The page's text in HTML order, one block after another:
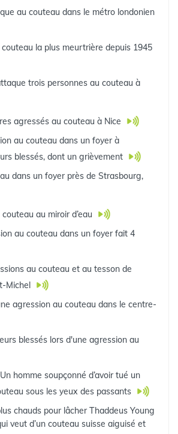
au couteau dans le métro londonien
couteau la plus meurtrière depuis 1945
trois personnes au couteau à
agressés au couteau à Nice
au couteau dans un foyer à
blessés, dont un grièvement
dans un foyer près de Strasbourg,
au miroir d’eau
au couteau dans un foyer fait 4
au couteau et au tesson de
Michel
agression au couteau dans le centre-
blessés lors d'une agression au
homme soupçonné d’avoir tué un
sous les yeux des passants
chauds pour lâcher Thaddeus Young
veut d’un couteau suisse aiguisé et